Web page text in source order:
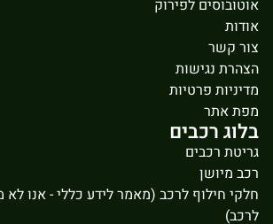
אוטובוסים לפירוק
אודות
צור קשר
הצהרת נגישות
מדיניות פרטיות
מפת אתר
בלוג רכבים
גריטת רכבים
רכב מיושן
חלקי חילוף לרכב (מאמר לידע כללי - אנו לא
לרכב)